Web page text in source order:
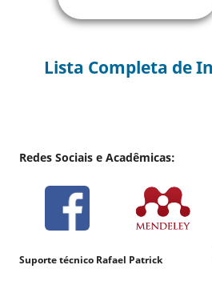
Lista Completa de
Redes Sociais e Acadêmicas:
Suporte técnico Rafael Patrick